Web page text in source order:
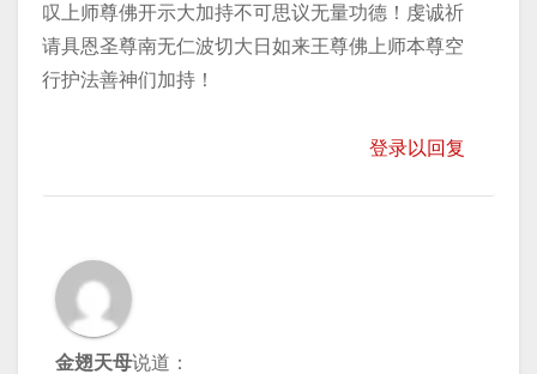
叹上师尊佛开示大加持不可思议无量功德！虔诚祈
请具恩圣尊南无仁波切大日如来王尊佛上师本尊空
行护法善神们加持！
登录以回复
金翅天母说道：